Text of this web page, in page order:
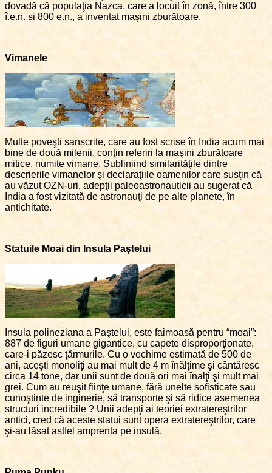
dovadă că populaţia Nazca, care a locuit în zonă, între 300
î.e.n. si 800 e.n., a inventat maşini zburătoare.
Vimanele
Multe poveşti sanscrite, care au fost scrise în India acum mai
bine de două milenii, conţin referiri la maşini zburătoare
mitice, numite vimane. Subliniind similarităţile dintre
descrierile vimanelor şi declaraţiile oamenilor care susţin că
au văzut OZN-uri, adepţii paleoastronauticii au sugerat că
India a fost vizitată de astronauţi de pe alte planete, în
antichitate.
Statuile Moai din Insula Paştelui
Insula polineziana a Paştelui, este faimoasă pentru “moai”:
887 de figuri umane gigantice, cu capete disproporţionate,
care-i păzesc ţărmurile. Cu o vechime estimată de 500 de
ani, aceşti monoliţi au mai mult de 4 m înălţime şi cântăresc
circa 14 tone, dar unii sunt de două ori mai înalţi şi mult mai
grei. Cum au reuşit fiinţe umane, fără unelte sofisticate sau
cunoştinte de inginerie, să transporte şi să ridice asemenea
structuri incredibile ? Unii adepţi ai teoriei extratereştrilor
antici, cred că aceste statui sunt opera extratereştrilor, care
şi-au lăsat astfel amprenta pe insulă.